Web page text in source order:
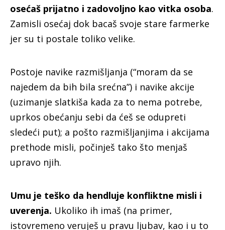
osećaš prijatno i zadovoljno kao vitka osoba.
Zamisli osećaj dok bacaš svoje stare farmerke
jer su ti postale toliko velike.
Postoje navike razmišljanja (“moram da se
najedem da bih bila srećna”) i navike akcije
(uzimanje slatkiša kada za to nema potrebe,
uprkos obećanju sebi da ćeš se odupreti
sledeći put); a pošto razmišljanjima i akcijama
prethode misli, počinješ tako što menjaš
upravo njih.
Umu je teško da hendluje konfliktne misli i
uverenja. Ukoliko ih imaš (na primer,
istovremeno veruješ u pravu ljubav, kao i u to